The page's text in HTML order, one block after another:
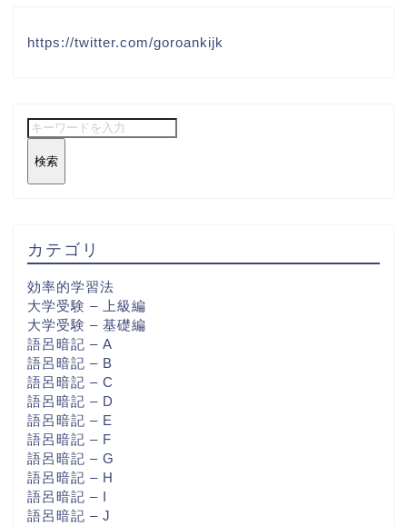
https://twitter.com/goroankijk
検索
カテゴリ
効率的学習法
大学受験 – 上級編
大学受験 – 基礎編
語呂暗記 – A
語呂暗記 – B
語呂暗記 – C
語呂暗記 – D
語呂暗記 – E
語呂暗記 – F
語呂暗記 – G
語呂暗記 – H
語呂暗記 – I
語呂暗記 – J